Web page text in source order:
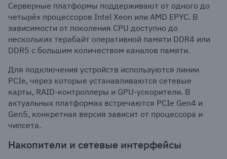
Серверные платформы поддерживают от одного до
четырёх процессоров Intel Xeon или AMD EPYC. В
зависимости от поколения CPU доступно до
нескольких терабайт оперативной памяти DDR4 или
DDR5 с большим количеством каналов памяти.
Для подключения устройств используются линии
PCIe, через которые устанавливаются сетевые
карты, RAID-контроллеры и GPU-ускорители. В
актуальных платформах встречаются PCIe Gen4 и
Gen5, конкретная версия зависит от процессора и
чипсета.
Накопители и сетевые интерфейсы